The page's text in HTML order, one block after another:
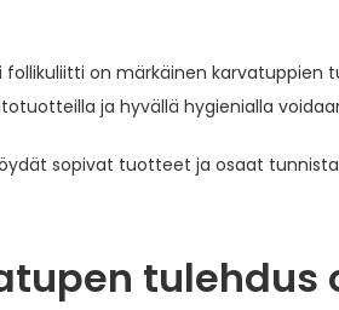
on märkäinen karvatuppien
ja hyvällä hygienialla
sopivat tuotteet ja osaat
tulehdus